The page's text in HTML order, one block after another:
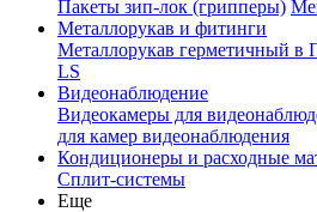
Пакеты зип-лок (грипперы)
Металлорукав и фитинги
Металлорукав герметичный
LS
Видеонаблюдение
Видеокамеры для
для камер видеонаблюдения
Кондиционеры и расходные
Сплит-системы
Еще